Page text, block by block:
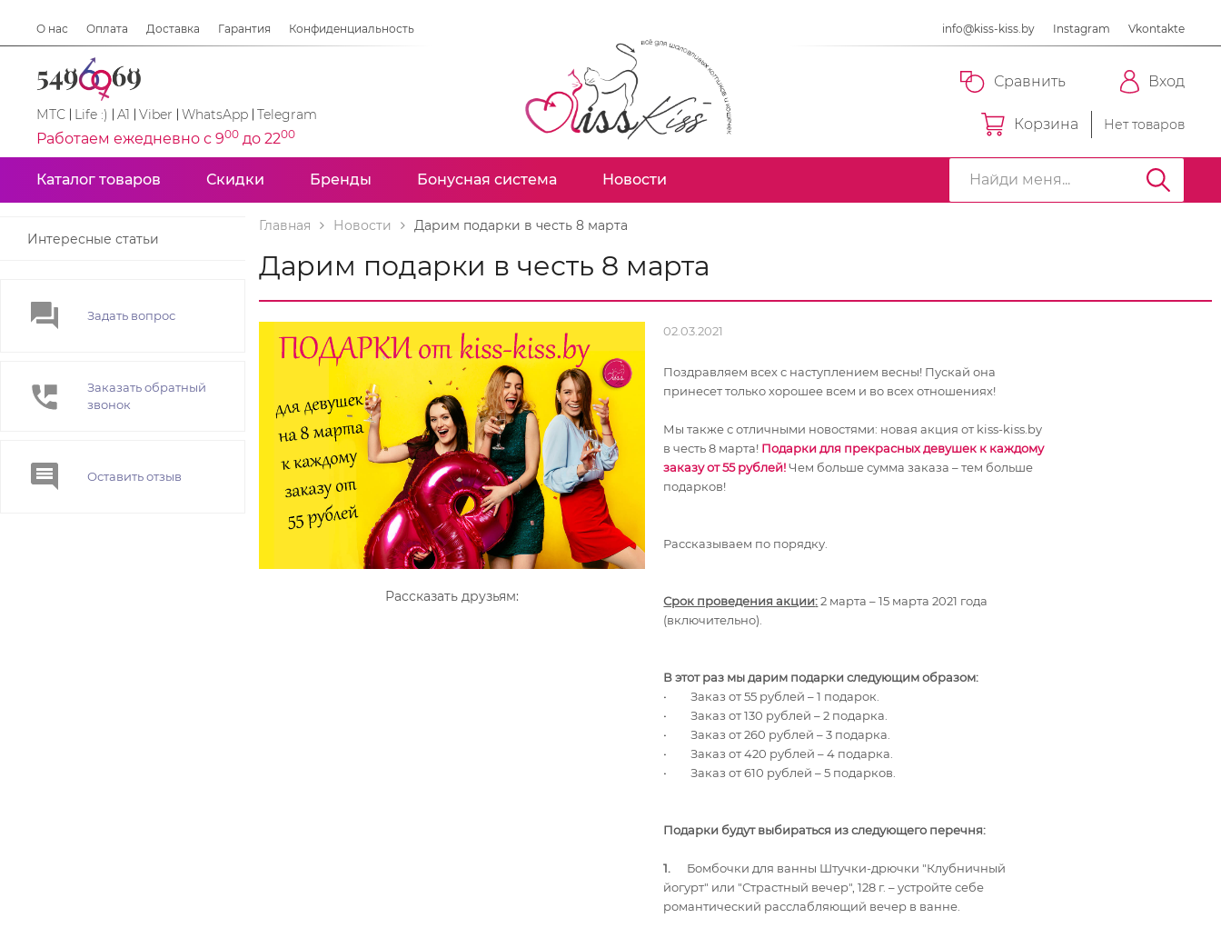
О нас Оплата Доставка Гарантия Конфиденциальность info@kiss-kiss.by Instagram Vkontakte
МТС Life :) A1 Viber WhatsApp Telegram
Работаем ежедневно с 900 до 2200
Сравнить Вход
Корзина Нет товаров
Каталог товаров Скидки Бренды Бонусная система Новости
Главная Новости Дарим подарки в честь 8 марта
Дарим подарки в честь 8 марта
Интересные статьи
Задать вопрос
Заказать обратный
звонок
Оставить отзыв
Рассказать друзьям:
02.03.2021
Поздравляем всех с наступлением весны! Пускай она
принесет только хорошее всем и во всех отношениях!
Мы также с отличными новостями: новая акция от kiss-kiss.by
в честь 8 марта! Подарки для прекрасных девушек к каждому
заказу от 55 рублей!Чем больше сумма заказа – тем больше
подарков!
Рассказываем по порядку.
Срок проведения акции:2 марта – 15 марта 2021 года
(включительно).
В этот раз мы дарим подарки следующим образом:
·Заказ от 55 рублей – 1 подарок.
·Заказ от 130 рублей – 2 подарка.
·Заказ от 260 рублей – 3 подарка.
·
Заказ от 420 рублей – 4 подарка.
·Заказ от 610 рублей – 5 подарков.
Подарки будут выбираться из следующего перечня:
1.
Бомбочки для ванны Штучки-дрючки "Клубничный
йогурт" или "Страстный вечер", 128 г. – устройте себе
романтический расслабляющий вечер в ванне.